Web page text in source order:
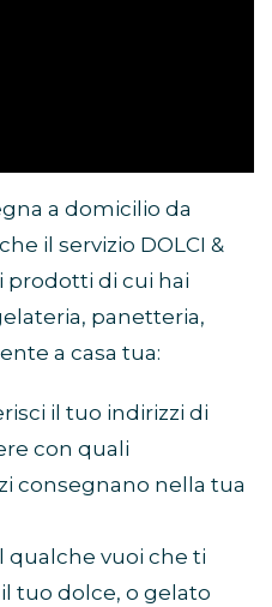
a domicilio da
il servizio DOLCI &
prodotti di cui hai
panetteria,
a casa tua:
il tuo indirizzi di
con quali
consegnano nella tua
qualche vuoi che ti
tuo dolce, o gelato